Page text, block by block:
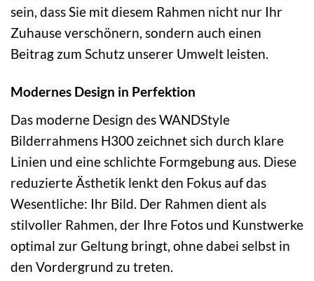
sein, dass Sie mit diesem Rahmen nicht nur Ihr
Zuhause verschönern, sondern auch einen
Beitrag zum Schutz unserer Umwelt leisten.
Modernes Design in Perfektion
Das moderne Design des WANDStyle
Bilderrahmens H300 zeichnet sich durch klare
Linien und eine schlichte Formgebung aus. Diese
reduzierte Ästhetik lenkt den Fokus auf das
Wesentliche: Ihr Bild. Der Rahmen dient als
stilvoller Rahmen, der Ihre Fotos und Kunstwerke
optimal zur Geltung bringt, ohne dabei selbst in
den Vordergrund zu treten.